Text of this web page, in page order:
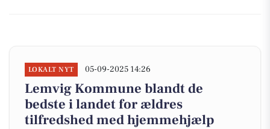
LOKALT NYT 05-09-2025 14:26
Lemvig Kommune blandt de
bedste i landet for ældres
tilfredshed med hjemmehjælp